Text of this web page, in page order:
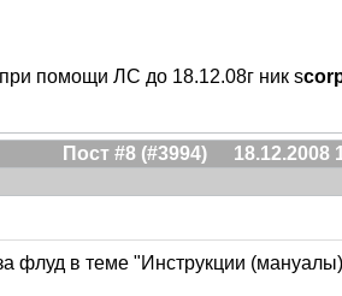
помощи ЛС до 18.12.08г ник s
Пост #8 (#3994)
18.12.2008
флуд в теме "Инструкции